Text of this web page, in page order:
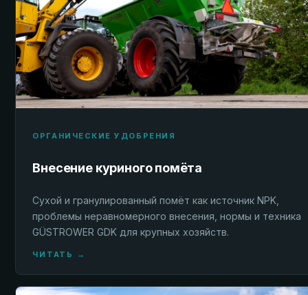
ОРГАНИЧЕСКИЕ УДОБРЕНИЯ
Внесение куриного помёта
Сухой и гранулированный помёт как источник NPK,
проблемы неравномерного внесения, нормы и техника
GÜSTROWER GDK для крупных хозяйств.
ЧИТАТЬ →